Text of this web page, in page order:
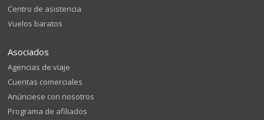
Centro de asistencia
Vuelos baratos
Asociados
Agencias de viaje
Cuentas comerciales
Anúnciese con nosotros
Programa de afiliados